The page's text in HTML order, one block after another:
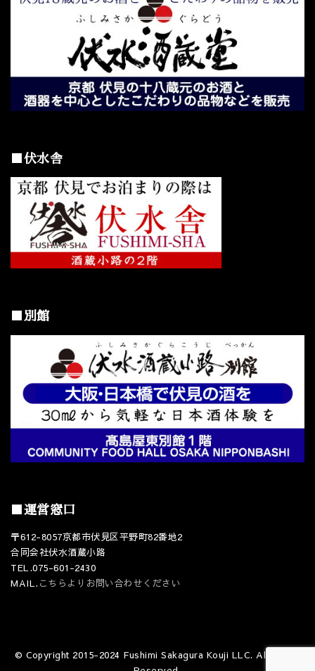
■伏水舎
■別館
■運営窓口
〒612-8057京都市伏見区平野町82番地2
合同会社伏水酒蔵小路
TEL.075-601-2430
MAIL. こちらよりお問い合わせください
© Copyright 2015-2024 Fushimi Sakagura Kouji LLC. All Rights